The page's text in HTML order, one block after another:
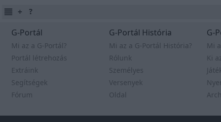
G-Portál
Mi az a G-Portál?
Portál létrehozás
Extráink
Segítségek
Fórum
G-Portál História
Mi az a G-Portál História?
Rólunk
Személyes
Versenyek
Oldal
G-
Mi
Ki